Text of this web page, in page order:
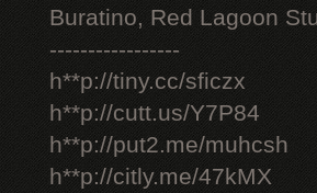
Buratino, Red Lagoon
-----------------
h**p://tiny.cc/sficzx
h**p://cutt.us/Y7P84
h**p://put2.me/muhcsh
h**p://citly.me/47kMX